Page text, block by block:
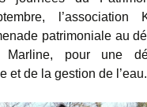
l’association
patrimoniale au
Marline, pour une
et de la gestion de l’eau.